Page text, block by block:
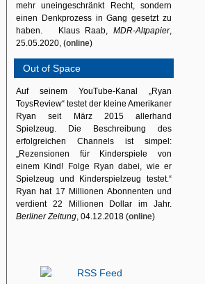
mehr uneingeschränkt Recht, sondern
einen Denkprozess in Gang gesetzt zu
haben. Klaus Raab, MDR-Altpapier,
25.05.2020, (online)
Out of Space
Auf seinem YouTube-Kanal „Ryan
ToysReview“ testet der kleine Amerikaner
Ryan seit März 2015 allerhand
Spielzeug. Die Beschreibung des
erfolgreichen Channels ist simpel:
„Rezensionen für Kinderspiele von
einem Kind! Folge Ryan dabei, wie er
Spielzeug und Kinderspielzeug testet.“
Ryan hat 17 Millionen Abonnenten und
verdient 22 Millionen Dollar im Jahr.
Berliner Zeitung, 04.12.2018 (online)